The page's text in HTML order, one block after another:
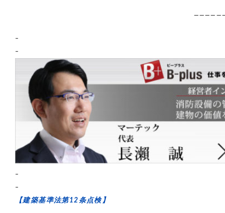
–
–
–
–
【建築基準法第12条点検】